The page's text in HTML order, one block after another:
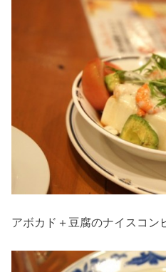
アボカド＋豆腐のナイスコン